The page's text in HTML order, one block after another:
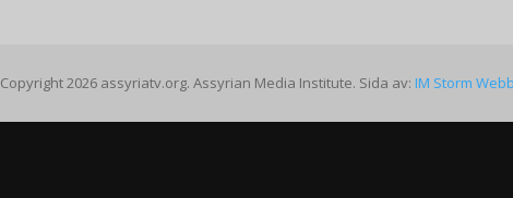
Copyright 2026 assyriatv.org. Assyrian Media Institute. Sida av: IM Storm